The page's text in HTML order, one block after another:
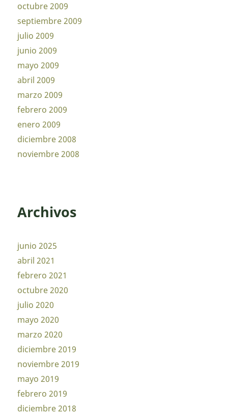
octubre 2009
septiembre 2009
julio 2009
junio 2009
mayo 2009
abril 2009
marzo 2009
febrero 2009
enero 2009
diciembre 2008
noviembre 2008
Archivos
junio 2025
abril 2021
febrero 2021
octubre 2020
julio 2020
mayo 2020
marzo 2020
diciembre 2019
noviembre 2019
mayo 2019
febrero 2019
diciembre 2018